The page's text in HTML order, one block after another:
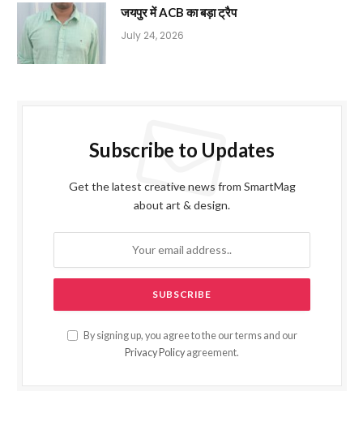
जयपुर में ACB का बड़ा ट्रैप
July 24, 2026
Subscribe to Updates
Get the latest creative news from SmartMag
about art & design.
By signing up, you agree to the our terms and our
Privacy Policy agreement.